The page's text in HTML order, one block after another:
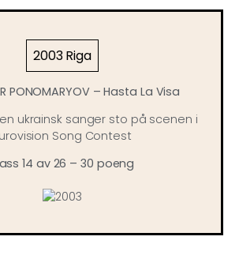
2003 Riga
PONOMARYOV – Hasta La Visa
ukrainsk sanger sto på scenen i
Song Contest
14 av 26 – 30 poeng